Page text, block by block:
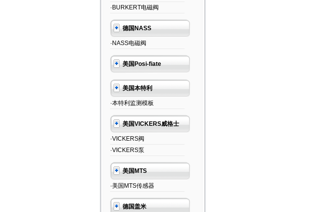
·BURKERT电磁阀
德国NASS
·NASS电磁阀
美国Posi-fiate
美国本特利
·本特利监测模板
美国VICKERS威格士
·VICKERS阀
·VICKERS泵
美国MTS
·美国MTS传感器
德国盖米